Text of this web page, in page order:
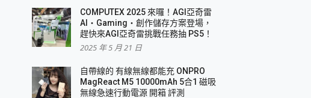
COMPUTEX 2025 來囉！AGI亞奇雷
AI・Gaming・創作儲存方案登場，
趕快來AGI亞奇雷挑戰任務抽 PS5！
2025 年 5 月 21 日
自帶線的 有線無線都能充 ONPRO
MagReact M5 10000mAh 5合1 磁吸
無線急速行動電源 開箱 評測